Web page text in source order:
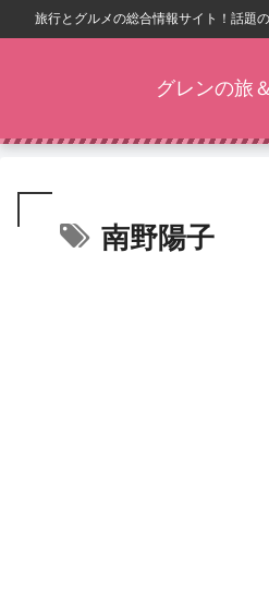
旅行とグルメの総合情報サイト！話題
グレンの旅
南野陽子